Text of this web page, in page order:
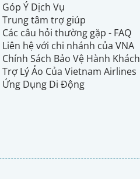
Góp Ý Dịch Vụ
Trung tâm trợ giúp
Các câu hỏi thường gặp - FAQ
Liên hệ với chi nhánh của VNA
Chính Sách Bảo Vệ Hành Khách
Trợ Lý Ảo Của Vietnam Airlines
Ứng Dụng Di Động